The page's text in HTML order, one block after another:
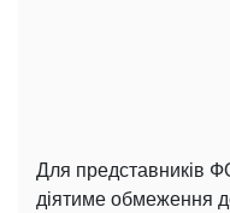
Для представників
діятиме обмеження